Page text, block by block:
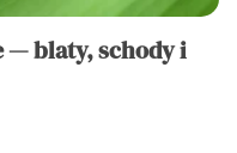
— blaty, schody i